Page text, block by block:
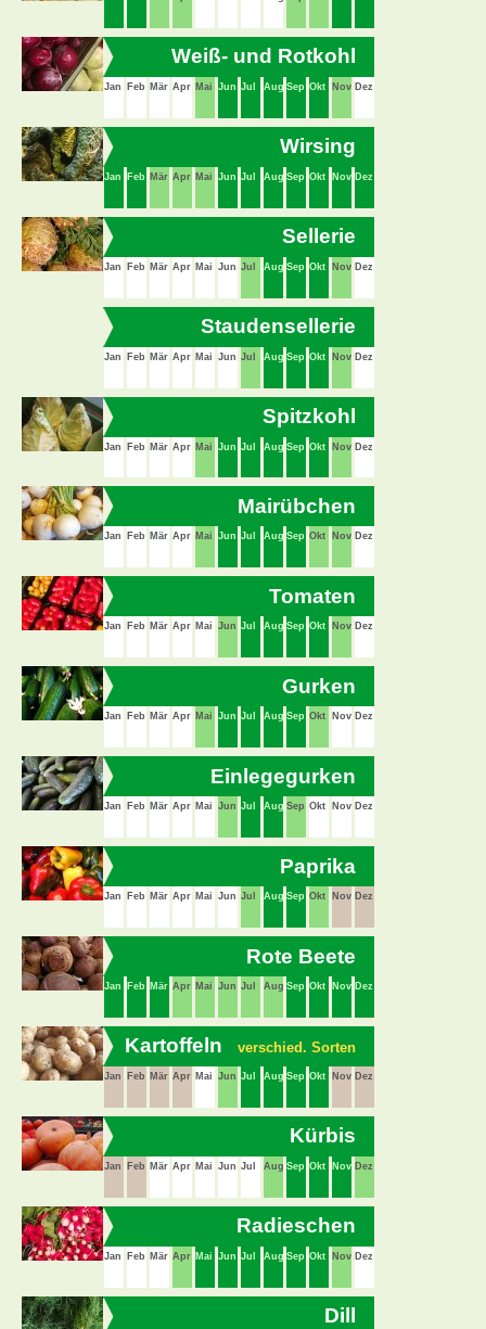
Weiß- und Rotkohl
Jan Feb Mär Apr Mai Jun Jul Aug Sep Okt Nov Dez
Wirsing
Jan Feb Mär Apr Mai Jun Jul Aug Sep Okt Nov Dez
Sellerie
Jan Feb Mär Apr Mai Jun Jul Aug Sep Okt Nov Dez
Staudensellerie
Jan Feb Mär Apr Mai Jun Jul Aug Sep Okt Nov Dez
Spitzkohl
Jan Feb Mär Apr Mai Jun Jul Aug Sep Okt Nov Dez
Mairübchen
Jan Feb Mär Apr Mai Jun Jul Aug Sep Okt Nov Dez
Tomaten
Jan Feb Mär Apr Mai Jun Jul Aug Sep Okt Nov Dez
Gurken
Jan Feb Mär Apr Mai Jun Jul Aug Sep Okt Nov Dez
Einlegegurken
Jan Feb Mär Apr Mai Jun Jul Aug Sep Okt Nov Dez
Paprika
Jan Feb Mär Apr Mai Jun Jul Aug Sep Okt Nov Dez
Rote Beete
Jan Feb Mär Apr Mai Jun Jul Aug Sep Okt Nov Dez
Kartoffeln verschied. Sorten
Jan Feb Mär Apr Mai Jun Jul Aug Sep Okt Nov Dez
Kürbis
Jan Feb Mär Apr Mai Jun Jul Aug Sep Okt Nov Dez
Radieschen
Jan Feb Mär Apr Mai Jun Jul Aug Sep Okt Nov Dez
Dill